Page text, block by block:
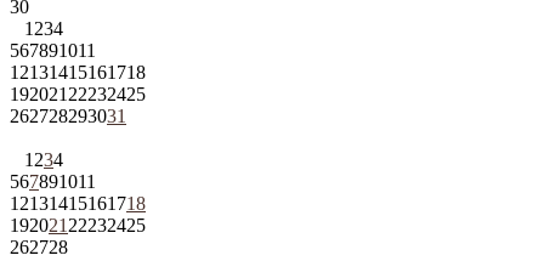
30
1 234
567891011
12131415161718
192021 22232425
262728293031
1 234
567891011
12131415161718
192021 22232425
262728